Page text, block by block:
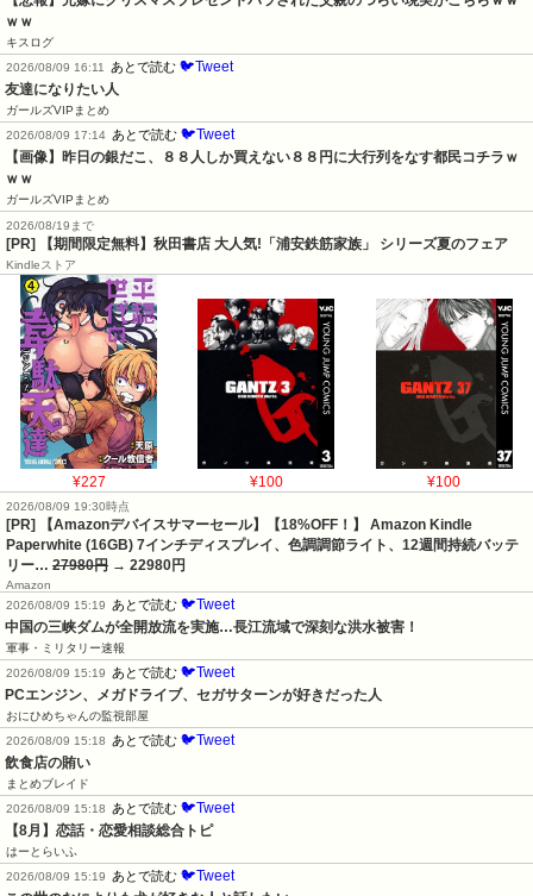
ｗｗ
キスログ
2026/08/09 16:11
あとで読む 🐦Tweet
友達になりたい人
ガールズVIPまとめ
2026/08/09 17:14 あとで読む 🐦Tweet
【画像】昨日の銀だこ、８８人しか買えない８８円に大行列をなす都民コチラｗ
ｗｗ
ガールズVIPまとめ
2026/08/19まで
[PR] 【期間限定無料】秋田書店 大人気!「浦安鉄筋家族」 シリーズ夏のフェア
Kindleストア
¥227 ¥100 ¥100
2026/08/09 19:30時点
[PR] 【Amazonデバイスサマーセール】【18%OFF！】 Amazon Kindle
Paperwhite (16GB) 7インチディスプレイ、色調調節ライト、12週間持続バッテ
リー… 27980円 → 22980円
Amazon
2026/08/09 15:19 あとで読む 🐦Tweet
中国の三峡ダムが全開放流を実施…長江流域で深刻な洪水被害！
軍事・ミリタリー速報
2026/08/09 15:19 あとで読む 🐦Tweet
PCエンジン、メガドライブ、セガサターンが好きだった人
おにひめちゃんの監視部屋
2026/08/09 15:18 あとで読む 🐦Tweet
飲食店の賄い
まとめブレイド
2026/08/09 15:18 あとで読む 🐦Tweet
【8月】恋話・恋愛相談総合トピ
はーとらいふ
2026/08/09 15:19 あとで読む 🐦Tweet